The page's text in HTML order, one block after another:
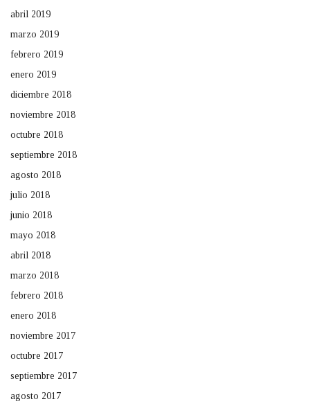
abril 2019
marzo 2019
febrero 2019
enero 2019
diciembre 2018
noviembre 2018
octubre 2018
septiembre 2018
agosto 2018
julio 2018
junio 2018
mayo 2018
abril 2018
marzo 2018
febrero 2018
enero 2018
noviembre 2017
octubre 2017
septiembre 2017
agosto 2017